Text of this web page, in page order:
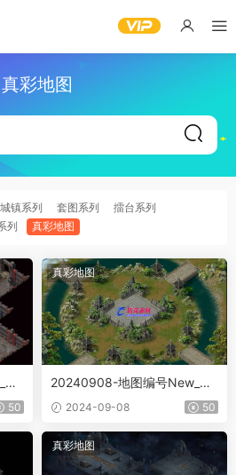
真彩地图
城镇系列 套图系列
擂台系列
列 真彩地图
50
真彩地图
20240908-地图编号New_真
彩地砖007
2024-09-08 50
真彩地图